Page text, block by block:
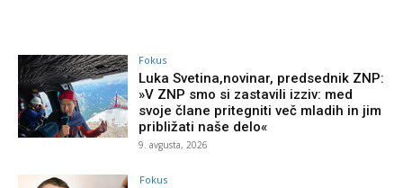
Fokus
Luka Svetina,novinar, predsednik ZNP:
»V ZNP smo si zastavili izziv: med
svoje člane pritegniti več mladih in jim
približati naše delo«
9. avgusta, 2026
Fokus